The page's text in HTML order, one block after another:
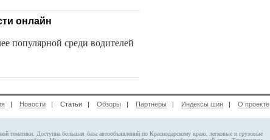
онлайн
популярной среди водителей
| Новости | Статьи | Обзоры | Партнеры | Индексы шин | О проекте
тематики. Доступна большая база автообъявлений по Краснодарскому краю: легковые и грузовые